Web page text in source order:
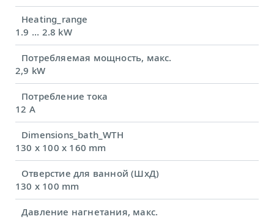
Heating_range
1.9 ... 2.8 kW
Потребляемая мощность, макс.
2,9 kW
Потребление тока
12 A
Dimensions_bath_WTH
130 x 100 x 160 mm
Отверстие для ванной (ШхД)
130 x 100 mm
Давление нагнетания, макс.